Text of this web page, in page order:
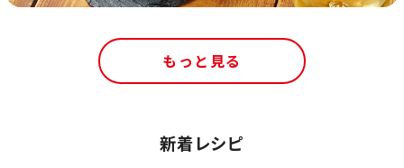
もっと見る
新着レシピ